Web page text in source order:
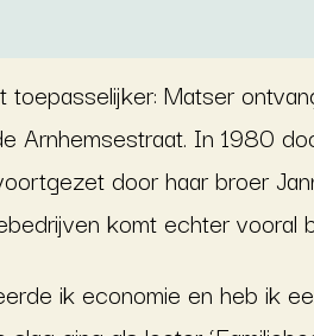
Matser
Arnhemsestraat. In 1980
door haar broer
komt echter vooral
ik economie en heb ik